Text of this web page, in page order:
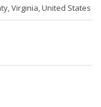
Virginia, United States